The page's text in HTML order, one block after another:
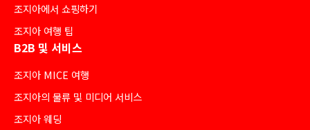
조지아에서 쇼핑하기
조지아 여행 팁
B2B 및 서비스
조지아 MICE 여행
조지아의 물류 및 미디어 서비스
조지아 웨딩